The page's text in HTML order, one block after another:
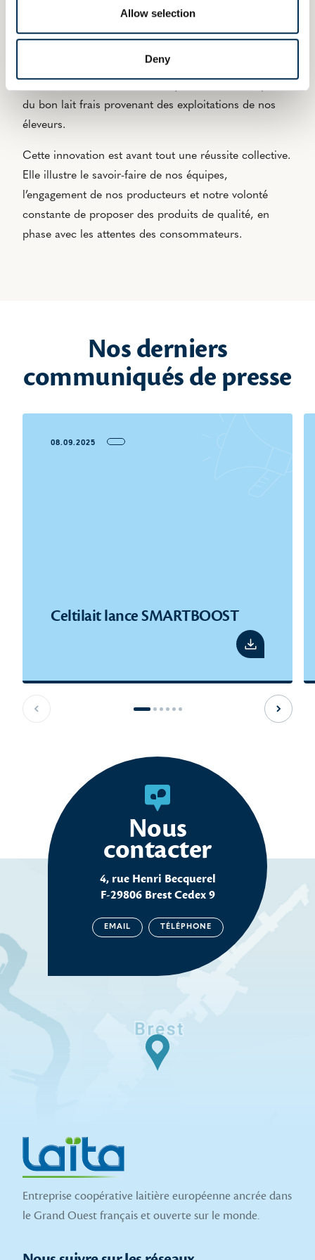
Allow selection
Deny
produits qui rassemblent et qui célèbrent le plaisir de
du bon lait frais provenant des exploitations de nos
éleveurs.
Cette innovation est avant tout une réussite collective.
Elle illustre le savoir-faire de nos équipes,
l’engagement de nos producteurs et notre volonté
constante de proposer des produits de qualité, en
phase avec les attentes des consommateurs.
Nos derniers
communiqués de presse
08.09.2025
Celtilait lance SMARTBOOST
Voir le pdf
Slide précédente Slide
Nous
contacter
4, rue Henri Becquerel
F-29806 Brest Cedex 9
EMAIL TÉLÉPHONE
Entreprise coopérative laitière européenne ancrée dans
le Grand Ouest français et ouverte sur le monde.